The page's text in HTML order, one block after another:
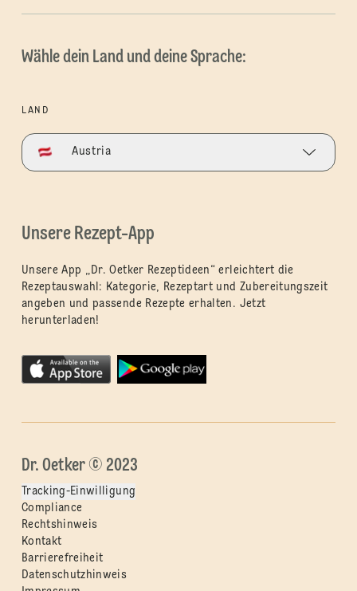
Wähle dein Land und deine Sprache:
LAND
Austria
Unsere Rezept-App
Unsere App „Dr. Oetker Rezeptideen“ erleichtert die
Rezeptauswahl: Kategorie, Rezeptart und Zubereitungszeit
angeben und passende Rezepte erhalten. Jetzt
herunterladen!
Dr. Oetker © 2023
Tracking-Einwilligung
Compliance
Rechtshinweis
Kontakt
Barrierefreiheit
Datenschutzhinweis